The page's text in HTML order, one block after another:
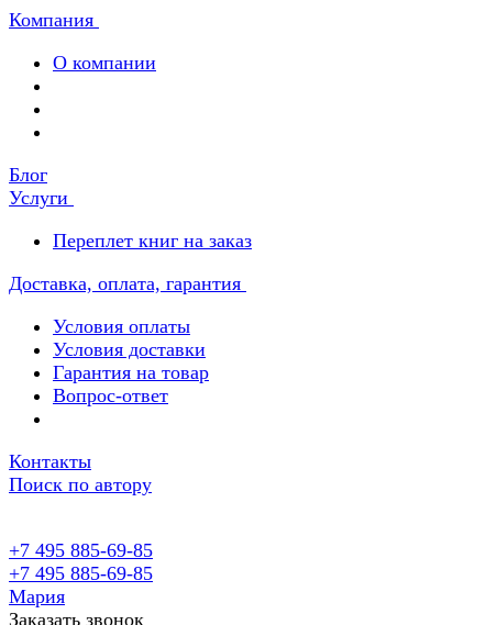
Компания
О компании
Блог
Услуги
Переплет книг на заказ
Доставка, оплата, гарантия
Условия оплаты
Условия доставки
Гарантия на товар
Вопрос-ответ
Контакты
Поиск по автору
+7 495 885-69-85
+7 495 885-69-85
Мария
Заказать звонок